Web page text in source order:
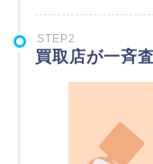
STEP2
買取店が一斉